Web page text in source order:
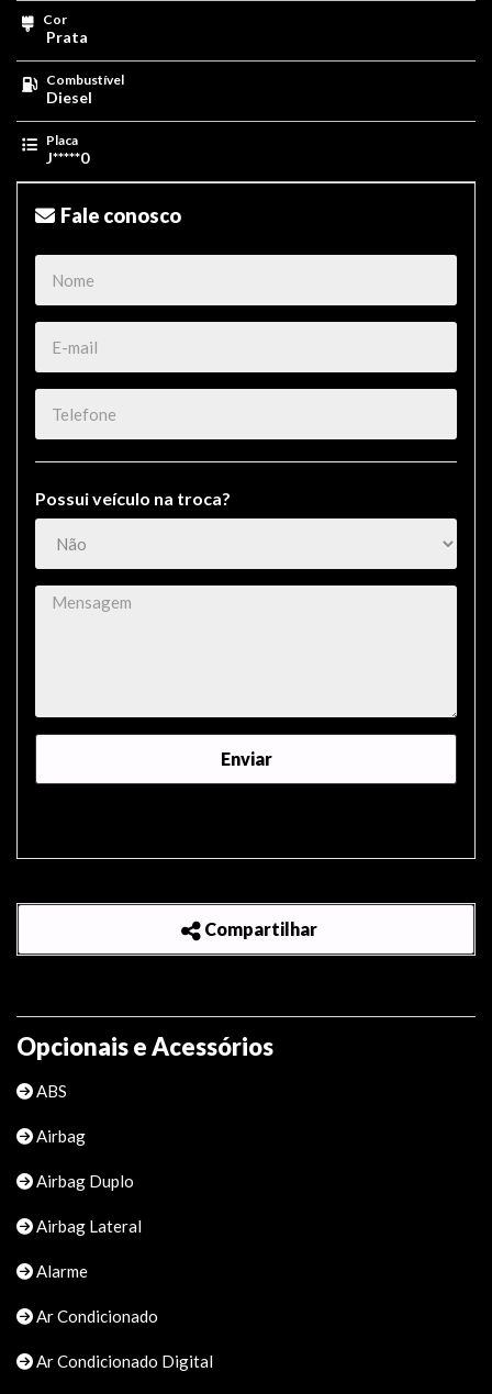
Cor
Prata
Combustível
Diesel
Placa
J*****0
Fale conosco
Possui veículo na troca?
Compartilhar
Opcionais e Acessórios
ABS
Airbag
Airbag Duplo
Airbag Lateral
Alarme
Ar Condicionado
Ar Condicionado Digital